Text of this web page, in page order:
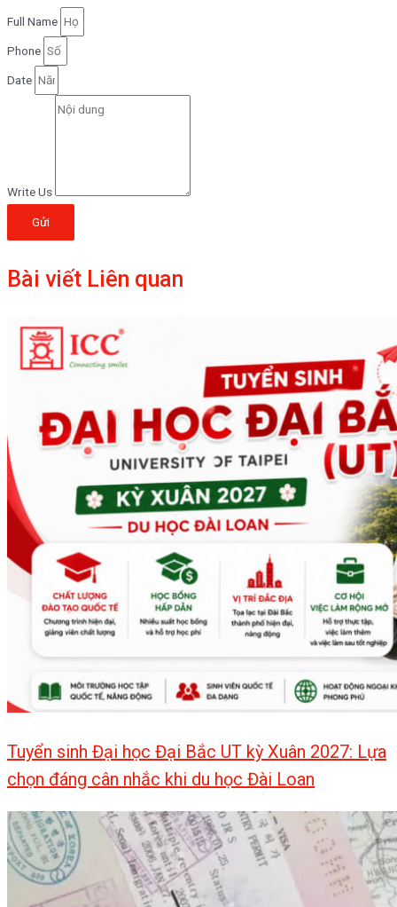
Full Name
Phone
Date
Write Us
Gửi
Bài viết Liên quan
Tuyển sinh Đại học Đại Bắc UT kỳ Xuân 2027: Lựa
chọn đáng cân nhắc khi du học Đài Loan